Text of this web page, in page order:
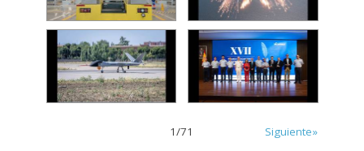
1/71
Siguiente»